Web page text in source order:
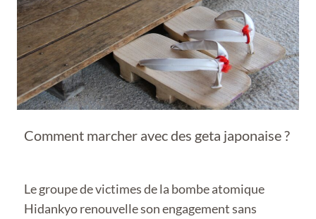
Comment marcher avec des geta japonaise ?
Le groupe de victimes de la bombe atomique
Hidankyo renouvelle son engagement sans